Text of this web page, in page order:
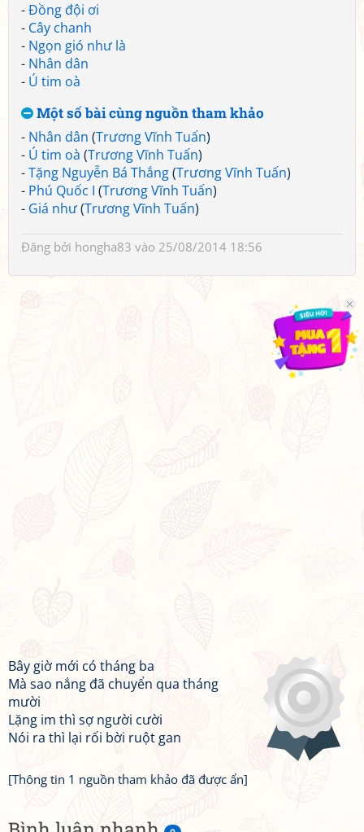
-Đồng đội ơi
- Cây chanh
- Ngọn gió như là
- Nhân dân
- Ú tim oà
Một số bài cùng nguồn tham khảo
- Nhân dân (Trương Vĩnh Tuấn)
- Ú tim oà (Trương Vĩnh Tuấn)
-Tặng Nguyễn Bá Thắng(Trương Vĩnh Tuấn)
- Phú Quốc I (Trương Vĩnh Tuấn)
- Giá như(Trương Vĩnh Tuấn)
Đăng bởi hongha83 vào 25/08/2014 18:56
Bây giờ mới có tháng ba
Mà sao nắng đã chuyển qua tháng
mười
Lặng im thì sợ người cười
Nói ra thì lại rối bời ruột gan
[Thông tin 1 nguồn tham khảo đã được ẩn]